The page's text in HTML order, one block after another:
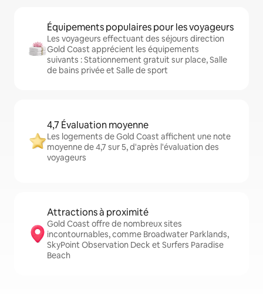
Équipements populaires pour les voyageurs
Les voyageurs effectuant des séjours direction
Gold Coast apprécient les équipements
suivants : Stationnement gratuit sur place, Salle
de bains privée et Salle de sport
4,7 Évaluation moyenne
Les logements de Gold Coast affichent une note
moyenne de 4,7 sur 5, d'après l'évaluation des
voyageurs
Attractions à proximité
Gold Coast offre de nombreux sites
incontournables, comme Broadwater Parklands,
SkyPoint Observation Deck et Surfers Paradise
Beach